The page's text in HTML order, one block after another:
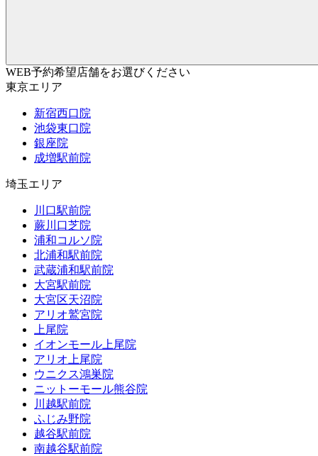
WEB予約希望店舗をお選びください
東京エリア
新宿西口院
池袋東口院
銀座院
成増駅前院
埼玉エリア
川口駅前院
蕨川口芝院
浦和コルソ院
北浦和駅前院
武蔵浦和駅前院
大宮駅前院
大宮区天沼院
アリオ鷲宮院
上尾院
イオンモール上尾院
アリオ上尾院
ウニクス鴻巣院
ニットーモール熊谷院
川越駅前院
ふじみ野院
越谷駅前院
南越谷駅前院